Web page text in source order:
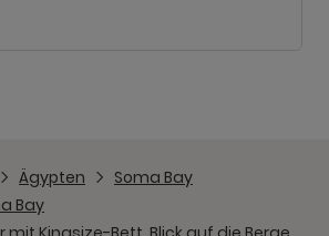
Ägypten
Soma Bay
Bay